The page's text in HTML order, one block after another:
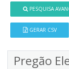
PESQUISA
GERAR CSV
Pregão